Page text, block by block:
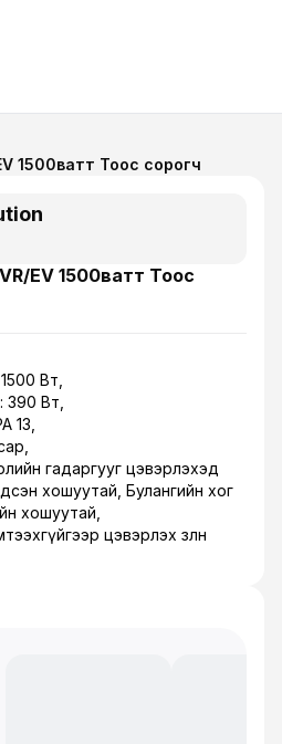
1500ватт Тоос сорогч
EV 1500ватт Тоос
Вт,
Вт,
13,
гадаргууг цэвэрлэхэд
хошуутай, Булангийн хог
хошуутай,
цэвэрлэх зөөлөн